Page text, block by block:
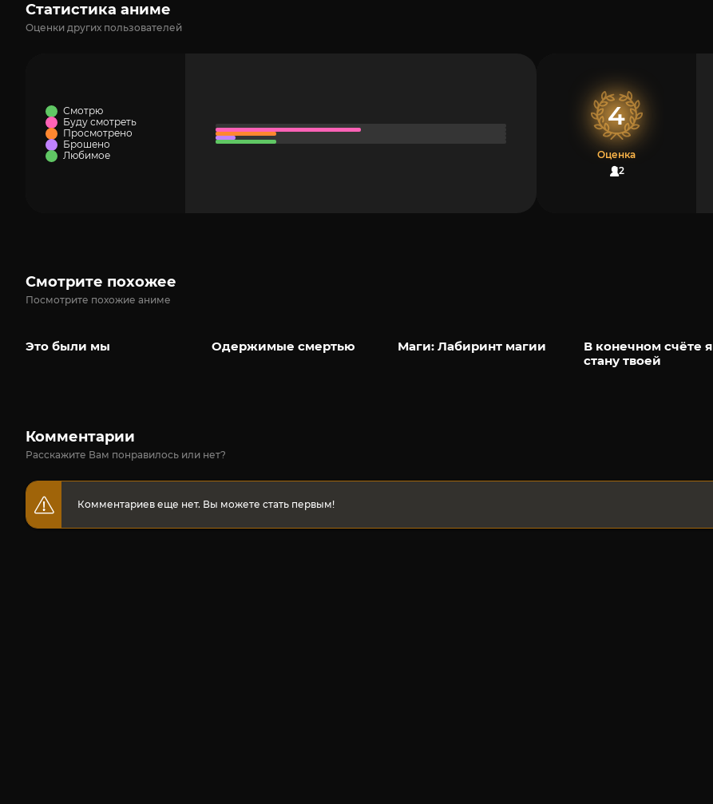
Статистика аниме
Оценки других пользователей
Смотрю
Буду смотреть
Просмотрено
Брошено
Любимое
4
Оценка
12
Смотрите похожее
Посмотрите похожие аниме
Это были мы Одержимые смертью Маги: Лабиринт магии
В конечном счёте я
стану твоей
Комментарии
Расскажите Вам понравилось или нет?
Комментариев еще нет. Вы можете стать первым!